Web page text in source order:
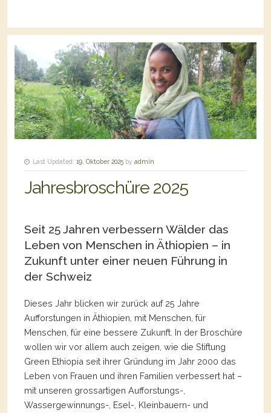
Last Updated: 19. Oktober 2025 by admin
Jahresbroschüre 2025
Seit 25 Jahren verbessern Wälder das
Leben von Menschen in Äthiopien – in
Zukunft unter einer neuen Führung in
der Schweiz
Dieses Jahr blicken wir zurück auf 25 Jahre
Aufforstungen in Äthiopien, mit Menschen, für
Menschen, für eine bessere Zukunft. In der Broschüre
wollen wir vor allem auch zeigen, wie die Stiftung
Green Ethiopia seit ihrer Gründung im Jahr 2000 das
Leben von Frauen und ihren Familien verbessert hat –
mit unseren grossartigen Aufforstungs-,
Wassergewinnungs-, Esel-, Kleinbauern- und